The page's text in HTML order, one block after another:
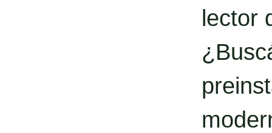
lector